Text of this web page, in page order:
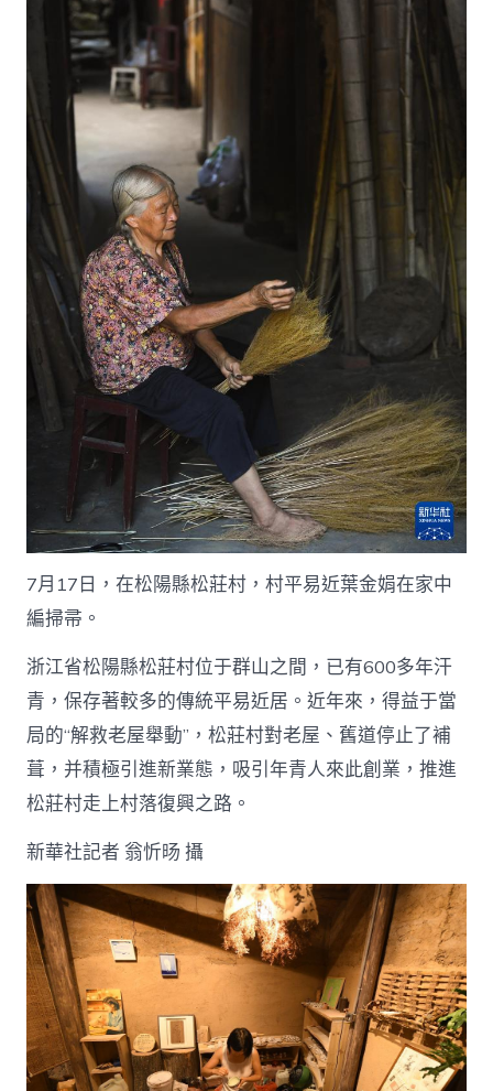
7月17日，在松陽縣松莊村，村平易近葉金娟在家中
編掃帚。
浙江省松陽縣松莊村位于群山之間，已有600多年汗
青，保存著較多的傳統平易近居。近年來，得益于當
局的“解救老屋舉動”，松莊村對老屋、舊道停止了補
葺，并積極引進新業態，吸引年青人來此創業，推進
松莊村走上村落復興之路。
新華社記者 翁忻旸 攝